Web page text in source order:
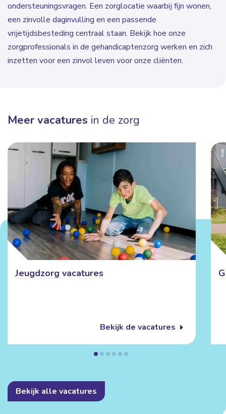
ondersteuningsvragen. Een zorglocatie waarbij fijn wonen,
een zinvolle daginvulling en een passende
vrijetijdsbesteding centraal staan. Bekijk hoe onze
zorgprofessionals in de gehandicaptenzorg werken en zich
inzetten voor een zinvol leven voor onze cliënten.
Meer vacatures in de zorg
Jeugdzorg vacatures
Bekijk de vacatures
Bekijk alle vacatures